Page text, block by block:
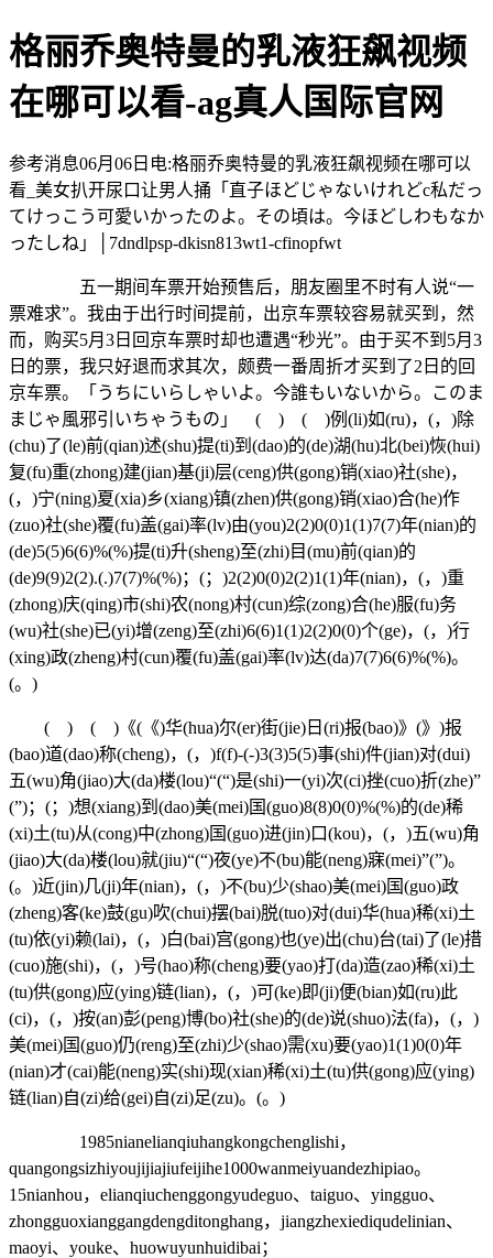
格丽乔奥特曼的乳液狂飙视频
在哪可以看-ag真人国际官网
参考消息06月06日电:格丽乔奥特曼的乳液狂飙视频在哪可以
看_美女扒开尿口让男人捅「直子ほどじゃないけれどc私だっ
てけっこう可愛いかったのよ。その頃は。今ほどしわもなか
ったしね」│7dndlpsp-dkisn813wt1-cfinopfwt
五一期间车票开始预售后，朋友圈里不时有人说“一
票难求”。我由于出行时间提前，出京车票较容易就买到，然
而，购买5月3日回京车票时却也遭遇“秒光”。由于买不到5月3
日的票，我只好退而求其次，颇费一番周折才买到了2日的回
京车票。「うちにいらしゃいよ。今誰もいないから。このま
まじゃ風邪引いちゃうもの」 ( ) ( )例(li)如(ru)，(，)除
(chu)了(le)前(qian)述(shu)提(ti)到(dao)的(de)湖(hu)北(bei)恢(hui)
复(fu)重(zhong)建(jian)基(ji)层(ceng)供(gong)销(xiao)社(she)，
(，)宁(ning)夏(xia)乡(xiang)镇(zhen)供(gong)销(xiao)合(he)作
(zuo)社(she)覆(fu)盖(gai)率(lv)由(you)2(2)0(0)1(1)7(7)年(nian)的
(de)5(5)6(6)%(%)提(ti)升(sheng)至(zhi)目(mu)前(qian)的
(de)9(9)2(2).(.)7(7)%(%)；(；)2(2)0(0)2(2)1(1)年(nian)，(，)重
(zhong)庆(qing)市(shi)农(nong)村(cun)综(zong)合(he)服(fu)务
(wu)社(she)已(yi)增(zeng)至(zhi)6(6)1(1)2(2)0(0)个(ge)，(，)行
(xing)政(zheng)村(cun)覆(fu)盖(gai)率(lv)达(da)7(7)6(6)%(%)。
(。)
( ) ( )《(《)华(hua)尔(er)街(jie)日(ri)报(bao)》(》)报
(bao)道(dao)称(cheng)，(，)f(f)-(-)3(3)5(5)事(shi)件(jian)对(dui)
五(wu)角(jiao)大(da)楼(lou)“(“)是(shi)一(yi)次(ci)挫(cuo)折(zhe)”
(”)；(；)想(xiang)到(dao)美(mei)国(guo)8(8)0(0)%(%)的(de)稀
(xi)土(tu)从(cong)中(zhong)国(guo)进(jin)口(kou)，(，)五(wu)角
(jiao)大(da)楼(lou)就(jiu)“(“)夜(ye)不(bu)能(neng)寐(mei)”(”)。
(。)近(jin)几(ji)年(nian)，(，)不(bu)少(shao)美(mei)国(guo)政
(zheng)客(ke)鼓(gu)吹(chui)摆(bai)脱(tuo)对(dui)华(hua)稀(xi)土
(tu)依(yi)赖(lai)，(，)白(bai)宫(gong)也(ye)出(chu)台(tai)了(le)措
(cuo)施(shi)，(，)号(hao)称(cheng)要(yao)打(da)造(zao)稀(xi)土
(tu)供(gong)应(ying)链(lian)，(，)可(ke)即(ji)便(bian)如(ru)此
(ci)，(，)按(an)彭(peng)博(bo)社(she)的(de)说(shuo)法(fa)，(，)
美(mei)国(guo)仍(reng)至(zhi)少(shao)需(xu)要(yao)1(1)0(0)年
(nian)才(cai)能(neng)实(shi)现(xian)稀(xi)土(tu)供(gong)应(ying)
链(lian)自(zi)给(gei)自(zi)足(zu)。(。)
1985nianelianqiuhangkongchenglishi，
quangongsizhiyoujijiajiufeijihe1000wanmeiyuandezhipiao。
15nianhou，elianqiuchenggongyudeguo、taiguo、yingguo、
zhongguoxianggangdengditonghang，jiangzhexiediqudelinian、
maoyi、youke、huowuyunhuidibai；